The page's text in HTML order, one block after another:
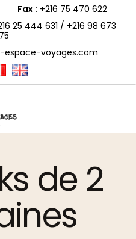
Fax : +216 75 470 622
25 444 631 / +216 98 673
espace-voyages.com
de 2